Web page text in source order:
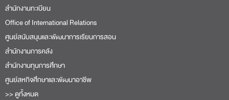
สำนักงานทะเบียน
Office of International Relations
ศูนย์สนับสนุนและพัฒนาการเรียนการสอน
สำนักงานการคลัง
สำนักงานทุนการศึกษา
ศูนย์สหกิจศึกษาและพัฒนาอาชีพ
>> ดูทั้งหมด